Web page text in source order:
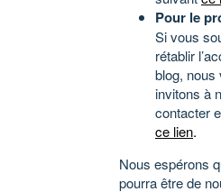
Pour le
Si vous
rétablir
blog, nous
invitons à
contacter
ce lien.
Nous espérons
pourra être de